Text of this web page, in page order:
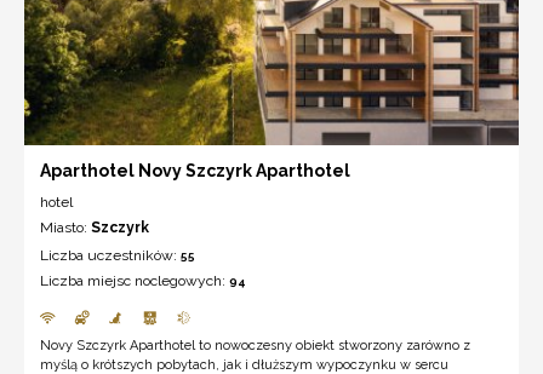
Aparthotel Novy Szczyrk Aparthotel
hotel
Miasto: Szczyrk
Liczba uczestników: 55
Liczba miejsc noclegowych: 94
Novy Szczyrk Aparthotel to nowoczesny obiekt stworzony zarówno z
myślą o krótszych pobytach, jak i dłuższym wypoczynku w sercu